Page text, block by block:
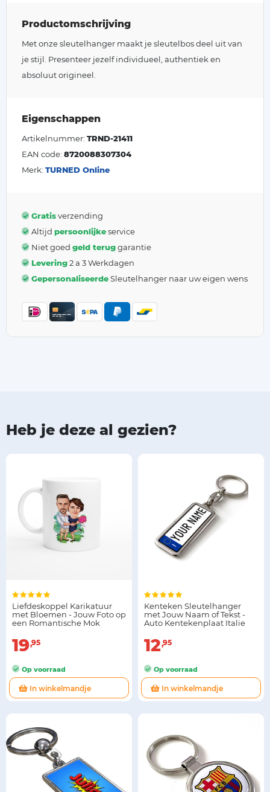
Productomschrijving
Met onze sleutelhanger maakt je sleutelbos deel uit van
je stijl. Presenteer jezelf individueel, authentiek en
absoluut origineel.
Eigenschappen
Artikelnummer: TRND-21411
EAN code: 8720088307304
Merk: TURNED Online
Gratisverzending
Altijd persoonlijkeservice
Niet goed geld teruggarantie
Levering2 a 3 Werkdagen
GepersonaliseerdeSleutelhanger naar uw eigen wens
Heb je deze al gezien?
Liefdeskoppel Karikatuur
met Bloemen - Jouw Foto op
een Romantische Mok
19 95
Op voorraad
In winkelmandje
Kenteken Sleutelhanger
met Jouw Naam of Tekst -
Auto Kentekenplaat Italie
12 95
Op voorraad
In winkelmandje